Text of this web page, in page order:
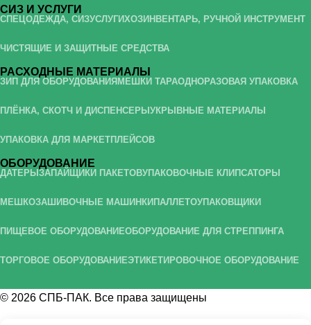
СИЗ И УСЛУГИ
СПЕЦОДЕЖДА, СИЗУСЛУГИХОЗИНВЕНТАРЬ, РУЧНОЙ ИНСТРУМЕНТ
ЧИСТЯЩИЕ И ЗАЩИТНЫЕ СРЕДСТВА
РАСХОДНЫЕ МАТЕРИАЛЫ
ЗИП ДЛЯ ОБОРУДОВАНИЯ МЕШКИ ТАРАОДНОРАЗОВАЯ УПАКОВКА
ПЛЁНКА, СКОТЧ И ДИСПЕНСЕРЫ УКРЫВНЫЕ МАТЕРИАЛЫ
УПАКОВКА ДЛЯ МАРКЕТПЛЕЙСОВ
ОБОРУДОВАНИЕ
ДАТЕРЫ ЗАПАЙЩИКИ ПАКЕТОВУПАКОВОЧНЫЕ КЛИПСАТОРЫ
МЕШКОЗАШИВОЧНЫЕ МАШИНКИ ПАЛЛЕТОУПАКОВЩИКИ
ПИЩЕВОЕ ОБОРУДОВАНИЕОБОРУДОВАНИЕ ДЛЯ СТРЕППИНГА
ТОРГОВОЕ ОБОРУДОВАНИЕЭТИКЕТИРОВОЧНОЕ ОБОРУДОВАНИЕ
© 2026 СПБ-ПАК. Все права защищены